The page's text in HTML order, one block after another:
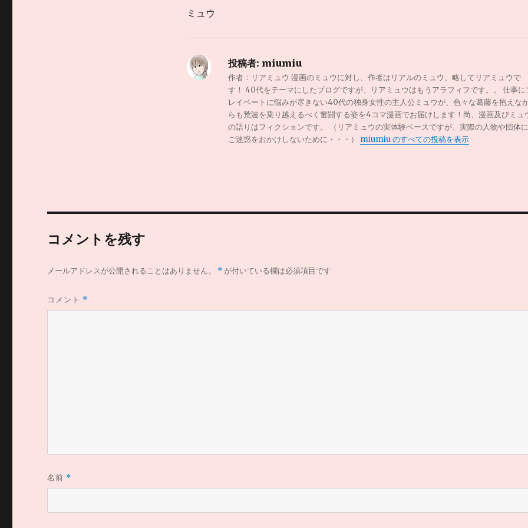
ミュウ
投稿者: miumiu
作者：リアミュウ 漫画のミュウに対し、作者はリアルのミュウ、略してリアミュウで
す！ 40代をテーマにしたブログですが、リアミュウはもうアラフィフです。。 仕事に
レイベートに悩みが尽きない40代の独身女性の主人公ミュウが、色々な葛藤を抱えな
らも荒波を乗り越えるべく奮闘する姿を4コマ漫画でお届けします！尚、漫画及びミュ
の語りはフィクションです。 （リアミュウの実体験ベースですが、実際の人物や団体に
ご迷惑をおかけしないために・・・） miumiu のすべての投稿を表示
コメントを残す
メールアドレスが公開されることはありません。 * が付いている欄は必須項目です
コメント *
名前 *